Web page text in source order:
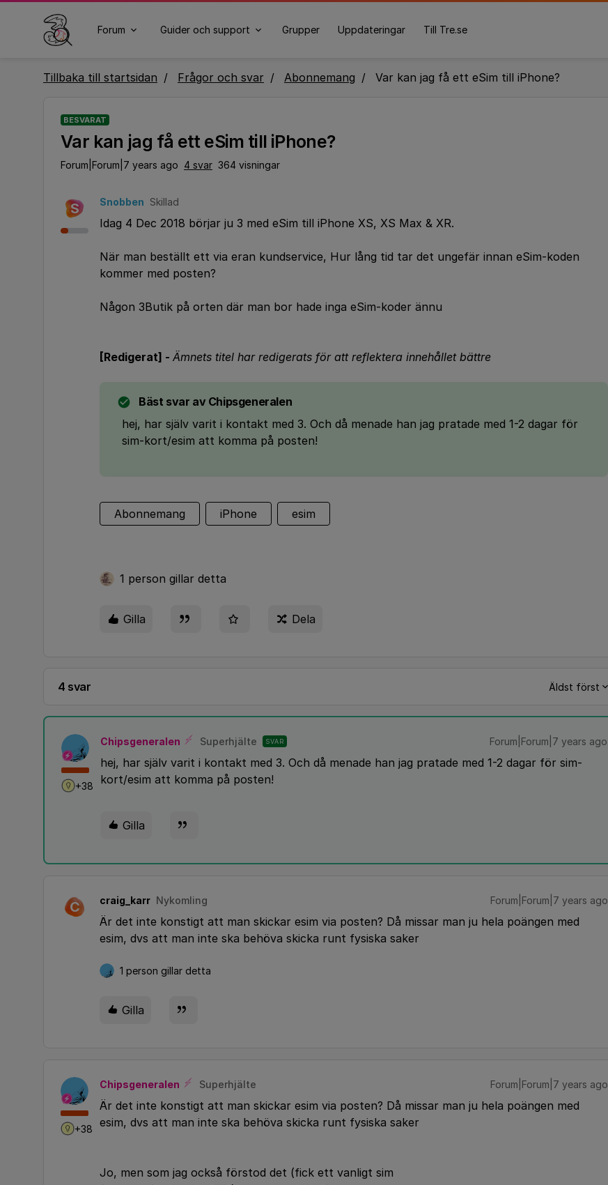
Forum Guider och support Grupper Uppdateringar Till Tre.se
Tillbaka till startsidan Frågor och svar Abonnemang Var kan jag få ett eSim till iPhone?
BESVARAT
Var kan jag få ett eSim till iPhone?
Forum|Forum|7 years ago 4 svar 364 visningar
S Snobben Skillad
Idag 4 Dec 2018 börjar ju 3 med eSim till iPhone XS, XS Max & XR.
När man beställt ett via eran kundservice, Hur lång tid tar det ungefär innan eSim-koden
kommer med posten?
Någon 3Butik på orten där man bor hade inga eSim-koder ännu
[Redigerat] - Ämnets titel har redigerats för att reflektera innehållet bättre
Bäst svar av Chipsgeneralen
hej, har själv varit i kontakt med 3. Och då menade han jag pratade med 1-2 dagar för
sim-kort/esim att komma på posten!
Abonnemang iPhone esim
1 person gillar detta
Gilla Dela
4 svar Äldst först
+38
Chipsgeneralen Superhjälte SVAR Forum|Forum|7 years ago
hej, har själv varit i kontakt med 3. Och då menade han jag pratade med 1-2 dagar för sim-
kort/esim att komma på posten!
Gilla
C craig_karr Nykomling Forum|Forum|7 years ago
Är det inte konstigt att man skickar esim via posten? Då missar man ju hela poängen med
esim, dvs att man inte ska behöva skicka runt fysiska saker
1 person gillar detta
Gilla
+38
Chipsgeneralen Superhjälte Forum|Forum|7 years ago
Är det inte konstigt att man skickar esim via posten? Då missar man ju hela poängen med
esim, dvs att man inte ska behöva skicka runt fysiska saker
Jo, men som jag också förstod det (fick ett vanligt sim